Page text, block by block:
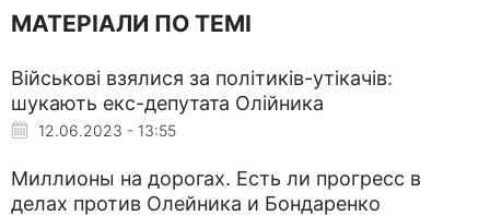
МАТЕРІАЛИ ПО ТЕМІ
Військові взялися за політиків-утікачів:
шукають екс-депутата Олійника
12.06.2023 - 13:55
Миллионы на дорогах. Есть ли прогресс в
делах против Олейника и Бондаренко